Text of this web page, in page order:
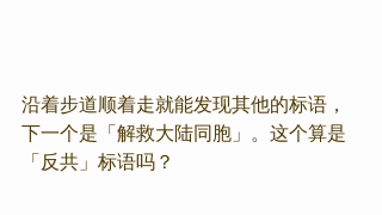
沿着步道顺着走就能发现其他的标语，
下一个是「解救大陆同胞」。这个算是
「反共」标语吗？